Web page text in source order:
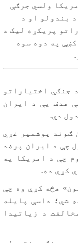
ولسي جرګې
بندولو او د
پریکړه لیک د
په دوه سوه
جنګي اختیاراتو
هدف یې د ایران
دي.
ګوند یوشمیر غړي
چې د ایران پرضد
چې د امریکا په
کړې ده.
هڅه کړې وه چې
شي؛ داسې پایله
د زیاتیدا